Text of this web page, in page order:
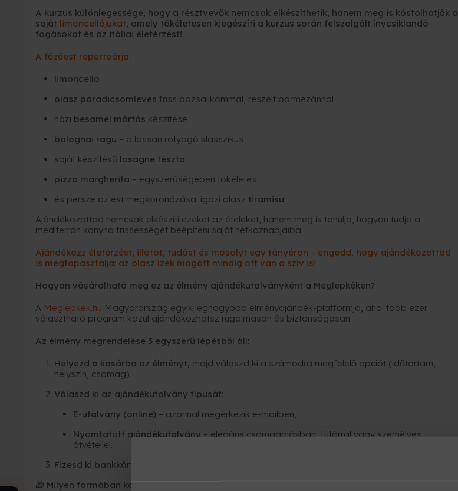
A kurzus különlegessége, hogy a résztvevők nemcsak elkészíthetik, hanem meg is kóstolhatják a
saját limoncellójukat, amely tökéletesen kiegészíti a kurzus során felszolgált ínycsiklandó
fogásokat és az itáliai életérzést!
A főzőest repertoárja:
limoncello
olasz paradicsomleves friss bazsalikommal, reszelt parmezánnal
házi besamel mártás készítése
bolognai ragu – a lassan rotyogó klasszikus
saját készítésű lasagne tészta
pizza margherita – egyszerűségében tökéletes
és persze az est megkoronázása: igazi olasz tiramisu!
Ajándékozottad nemcsak elkészíti ezeket az ételeket, hanem meg is tanulja, hogyan tudja a
mediterrán konyha frissességét beépíteni saját hétköznapjaiba.
Ajándékozz életérzést, illatot, tudást és mosolyt egy tányéron – engedd, hogy ajándékozottad
is megtapasztalja: az olasz ízek mögött mindig ott van a szív is!
Hogyan vásárolható meg ez az élmény ajándékutalványként a Meglepkéken?
A Meglepkék.hu Magyarország egyik legnagyobb élményajándék-platformja, ahol több ezer
választható program közül ajándékozhatsz rugalmasan és biztonságosan.
Az élmény megrendelése 3 egyszerű lépésből áll:
Helyezd a kosárba az élményt, majd válaszd ki a számodra megfelelő opciót (időtartam,
helyszín, csomag).
Válaszd ki az ajándékutalvány típusát:
E-utalvány (online) – azonnal megérkezik e-mailben,
Nyomtatott ajándékutalvány – elegáns csomagolásban, futárral vagy személyes
átvétellel.
Fizesd ki bankkártyával
🎁 Milyen formában kapja meg a megajándékozott?